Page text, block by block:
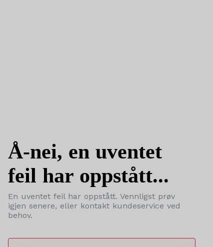
Å-nei, en uventet
feil har oppstått...
En uventet feil har oppstått. Vennligst prøv
igjen senere, eller kontakt kundeservice ved
behov.